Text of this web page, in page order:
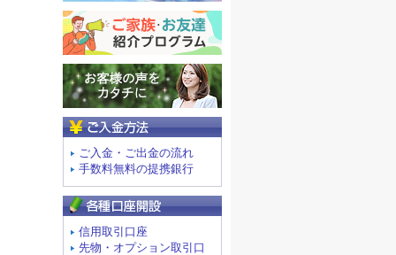
ご入金・ご出金の流れ
手数料無料の提携銀行
信用取引口座
先物・オプション取引口